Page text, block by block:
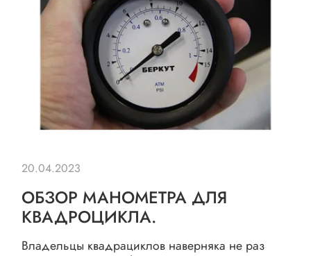
ОБЗОР МАНОМЕТРА ДЛЯ
КВАДРОЦИКЛА.
Владельцы квадрациклов наверняка не раз
20.04.2023